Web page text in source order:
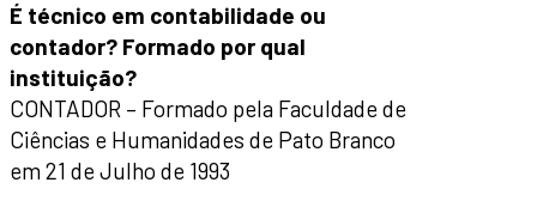
É técnico em contabilidade ou
contador? Formado por qual
instituição?
CONTADOR – Formado pela Faculdade de
Ciências e Humanidades de Pato Branco
em 21 de Julho de 1993